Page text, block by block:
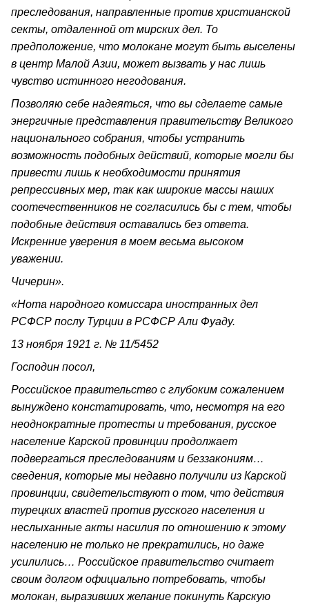
преследования, направленные против христианской
секты, отдаленной от мирских дел. То
предположение, что молокане могут быть выселены
в центр Малой Азии, может вызвать у нас лишь
чувство истинного негодования.
Позволяю себе надеяться, что вы сделаете самые
энергичные представления правительству Великого
национального собрания, чтобы устранить
возможность подобных действий, которые могли бы
привести лишь к необходимости принятия
репрессивных мер, так как широкие массы наших
соотечественников не согласились бы с тем, чтобы
подобные действия оставались без ответа.
Искренние уверения в моем весьма высоком
уважении.
Чичерин».
«Нота народного комиссара иностранных дел
РСФСР послу Турции в РСФСР Али Фуаду.
13 ноября 1921 г. № 11/5452
Господин посол,
Российское правительство с глубоким сожалением
вынуждено констатировать, что, несмотря на его
неоднократные протесты и требования, русское
население Карской провинции продолжает
подвергаться преследованиям и беззакониям…
сведения, которые мы недавно получили из Карской
провинции, свидетельствуют о том, что действия
турецких властей против русского населения и
неслыханные акты насилия по отношению к этому
населению не только не прекратились, но даже
усилились… Российское правительство считает
своим долгом официально потребовать, чтобы
молокан, выразивших желание покинуть Карскую